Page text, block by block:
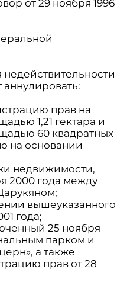
от 29 ноября 1996
недействительности
аннулировать:
прав на
1,21 гектара и
60 квадратных
на основании
недвижимости,
2000 года между
вышеуказанного
года;
25 ноября
парком и
а также
прав от 28